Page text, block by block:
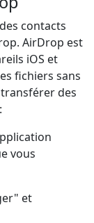
contacts
AirDrop est
iOS et
fichiers sans
des
vous
et